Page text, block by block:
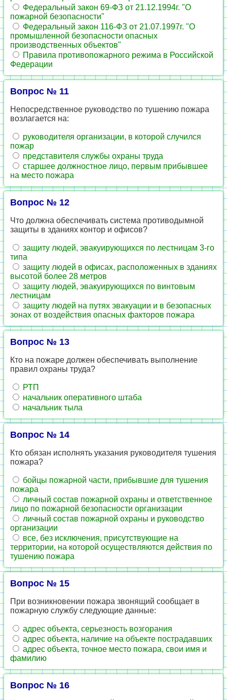
Федеральный закон 69-ФЗ от 21.12.1994г. "О
пожарной безопасности"
Федеральный закон 116-ФЗ от 21.07.1997г. "О
промышленной безопасности опасных
производственных объектов"
Правила противопожарного режима в Российской
Федерации
Вопрос № 11
Непосредственное руководство по тушению пожара
возлагается на:
руководителя организации, в которой случился
пожар
представителя службы охраны труда
старшее должностное лицо, первым прибывшее
на место пожара
Вопрос № 12
Что должна обеспечивать система противодымной
защиты в зданиях контор и офисов?
защиту людей, эвакуирующихся по лестницам 3-го
типа
защиту людей в офисах, расположенных в зданиях
высотой более 28 метров
защиту людей, эвакуирующихся по винтовым
лестницам
защиту людей на путях эвакуации и в безопасных
зонах от воздействия опасных факторов пожара
Вопрос № 13
Кто на пожаре должен обеспечивать выполнение
правил охраны труда?
РТП
начальник оперативного штаба
начальник тыла
Вопрос № 14
Кто обязан исполнять указания руководителя тушения
пожара?
бойцы пожарной части, прибывшие для тушения
пожара
личный состав пожарной охраны и ответственное
лицо по пожарной безопасности организации
личный состав пожарной охраны и руководство
организации
все, без исключения, присутствующие на
территории, на которой осуществляются действия по
тушению пожара
Вопрос № 15
При возникновении пожара звонящий сообщает в
пожарную службу следующие данные:
адрес объекта, серьезность возгорания
адрес объекта, наличие на объекте пострадавших
адрес объекта, точное место пожара, свои имя и
фамилию
Вопрос № 16